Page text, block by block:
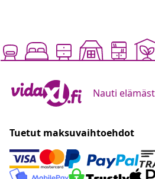
Nauti
Tuetut maksuvaihtoehdot